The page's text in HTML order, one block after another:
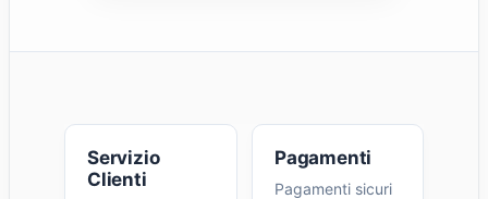
Servizio
Clienti
Pagamenti
Pagamenti sicuri